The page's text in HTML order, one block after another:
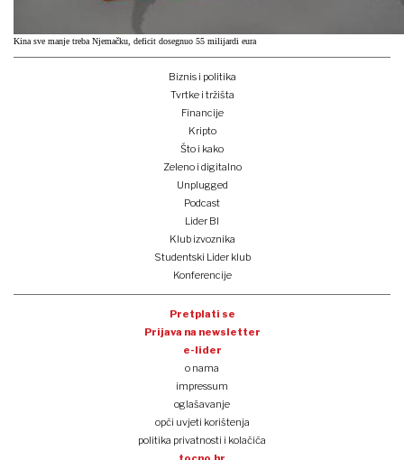
Kina sve manje treba Njemačku, deficit dosegnuo 55 milijardi eura
Biznis i politika
Tvrtke i tržišta
Financije
Kripto
Što i kako
Zeleno i digitalno
Unplugged
Podcast
Lider BI
Klub izvoznika
Studentski Lider klub
Konferencije
Pretplati se
Prijava na newsletter
e-lider
o nama
impressum
oglašavanje
opći uvjeti korištenja
politika privatnosti i kolačića